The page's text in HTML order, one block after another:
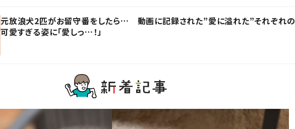
元放浪犬2匹がお留守番をしたら… 動画に記録された”愛に溢れた”それぞれの
可愛すぎる姿に「愛しっ…！」